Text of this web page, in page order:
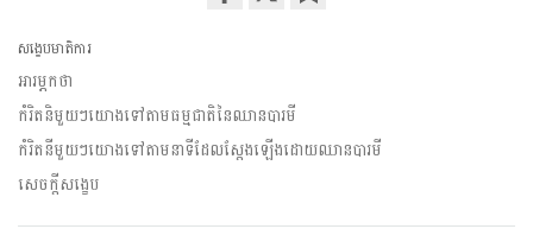
សង្ខេបមាតិការ
អារម្ភកថា
កំរិតនិមួយៗយោងទៅតាមធម្មជាតិនៃឈានបារមី
កំរិតនីមួយៗយោងទៅតាមនាទីដែលស្តែងឡើងដោយឈានបារមី
សេចក្តីសង្ខេប